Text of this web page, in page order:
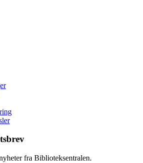
fra Biblioteksentralen.